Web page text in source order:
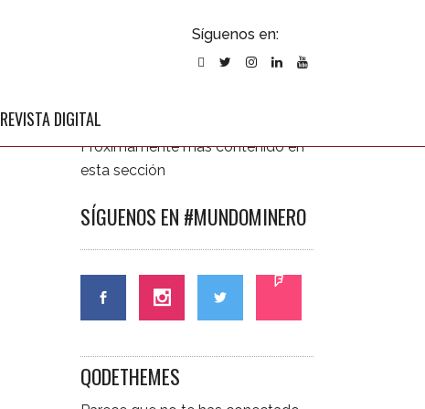
Síguenos en:
REVISTA DIGITAL
Próximamente más contenido en
esta sección
SÍGUENOS EN #MUNDOMINERO
QODETHEMES
CONTÁCTANOS